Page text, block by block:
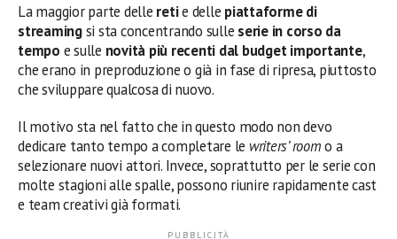
La maggior parte delle retie delle piattaforme di
streamingsi sta concentrando sulle serie in corso da
tempo e sulle novità più recenti dal budget importante,
che erano in preproduzione o già in fase di ripresa, piuttosto
che sviluppare qualcosa di nuovo.
Il motivo sta nel fatto che in questo modo non devo
dedicare tanto tempo a completare le writers’ roomo a
selezionare nuovi attori. Invece, soprattutto per le serie con
molte stagioni alle spalle, possono riunire rapidamente cast
e team creativi già formati.